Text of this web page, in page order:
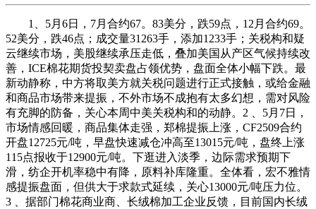
1、5月6日，7月合约67。83美分，跌59点，12月合约69。
52美分，跌46点；成交量31263手，添加1233手；关税构和疑
云继续市场，美股继续承压走低，叠加美国从产区气候持续改
善，ICE棉花期货投契卖盘占领优势，盘面全体小幅下跌。最
新动静称，中方将取美方就关税问题进行正式接触，或给金融
和商品市场带来提振，不外市场不成抱有太多幻想，需对风险
有充脚的防备，关心本周中美关税构和的动静。2 、5月7日，
市场情感回暖，商品集体走强，郑棉提振上涨，CF2509合约
开盘12725元/吨，早盘快速减仓冲高至13015元/吨，盘终上涨
115点报收于12900元/吨。下逛进入淡季，边际需求预期下
滑，纺企开机率稳中有降，原料补库隆重。全体看，宏不雅情
感提振盘面，但供大于求款式延续，关心13000元/吨压力位。
3 、据部门棉花商业商、长绒棉加工企业反馈，目前国内长绒